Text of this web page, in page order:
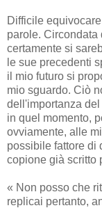
Difficile
parole. Circondata
certamente si
le sue precedenti
il mio futuro si
mio sguardo. Ciò
dell'importanza
in quel momento,
ovviamente, alle
possibile fattore di
copione già scritto
« Non posso che
replicai pertanto,